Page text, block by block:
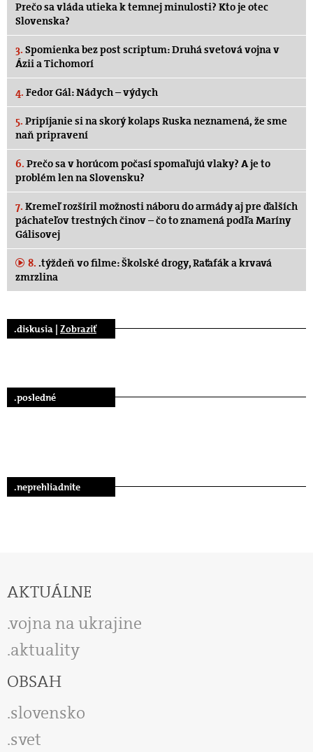
Prečo sa vláda utieka k temnej minulosti? Kto je otec
Slovenska?
3. Spomienka bez post scriptum: Druhá svetová vojna v
Ázii a Tichomorí
4. Fedor Gál: Nádych – výdych
5. Pripíjanie si na skorý kolaps Ruska neznamená, že sme
naň pripravení
6. Prečo sa v horúcom počasí spomaľujú vlaky? A je to
problém len na Slovensku?
7. Kremeľ rozšíril možnosti náboru do armády aj pre ďalších
páchateľov trestných činov – čo to znamená podľa Maríny
Gálisovej
8. .týždeň vo filme: Školské drogy, Raťafák a krvavá
zmrzlina
.diskusia | Zobraziť
.posledné
.neprehliadnite
AKTUÁLNE
vojna na ukrajine
aktuality
OBSAH
slovensko
svet